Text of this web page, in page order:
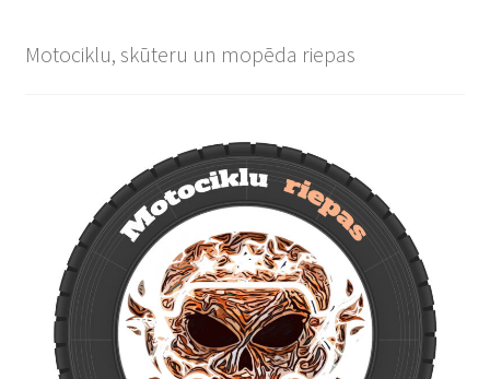
Motociklu, skūteru un mopēda riepas